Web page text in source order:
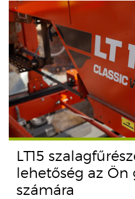
LT15
lehetőség az Ön
számára